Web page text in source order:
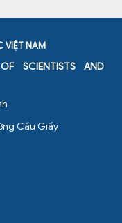
VIỆT NAM
SCIENTISTS AND
Cầu Giấy